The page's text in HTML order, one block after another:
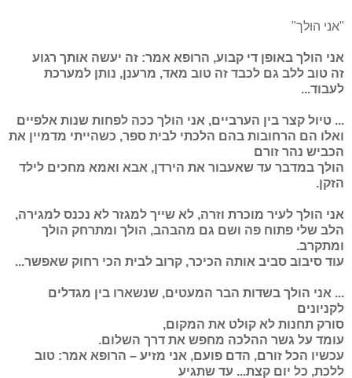
"אני הולך"
אני הולך באופן די קבוע, הרופא אמר: זה יעשה אותך רגוע
זה טוב ללב גם לכבד זה טוב מאד, מרענן, נותן למערכת
לעבוד...
... טיול קצר בין הערביים, אני הולך ככה לפחות שנות אלפיים
ואלו הם הרחובות בהם הלכתי לבית ספר, כשהייתי מדמיין את
הכביש נהר זורם
הולך במדבר עד שאעבור את הירדן, אבא ואמא מחכים לילד
הזקן.
אני הולך לעיר מוכרת וזרה, לא שייך למגזר לא נכנס למגירה,
הלב שלי פתוח פה ושם גם מהבהב, הולך ומתרחק הולך
ומתקרב.
עוד סיבוב סביב אותה הכיכר, קרוב לבית הכי רחוק שאפשר...
... אני הולך בשדות הבר המעטים, שנשארו בין מגדלים
לקניונים
סורק תחנות לא קולט את המקום,
עומד על גשר ההלכה מחפש את דרך השלום.
עכשיו הכל זורם, הדם פועם, אני מזיע – הרופא אמר: טוב
ללכת, כל יום קצת... עד שתגיע